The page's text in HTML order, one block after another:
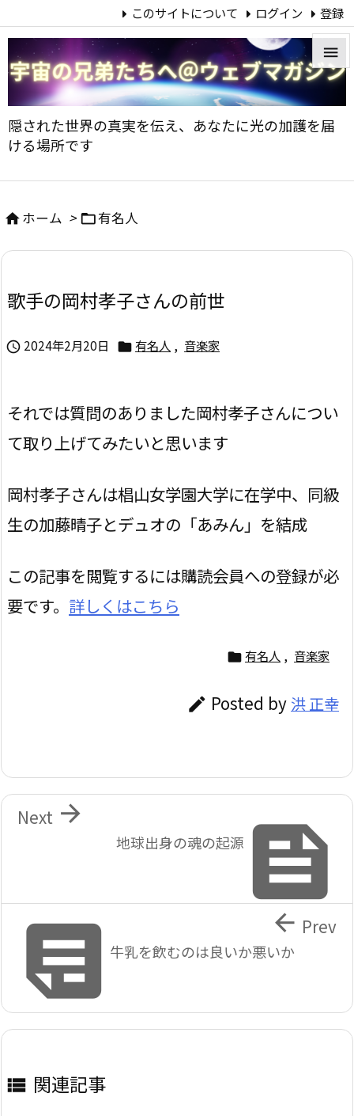
隠された世界の真実を伝え、あなたに光の加護を届
ける場所です


メニ


次へ
このサイトについて ログイン 登録
ホーム > 有名人
歌手の岡村孝子さんの前世
 2024年2月20日  有名人 , 音楽家
それでは質問のありました岡村孝子さんについ
て取り上げてみたいと思います
岡村孝子さんは椙山女学園大学に在学中、同級
生の加藤晴子とデュオの「あみん」を結成
この記事を閲覧するには購読会員への登録が必
要です。 詳しくはこちら
 有名人 , 音楽家
 Posted by 洪 正幸

地球出身の魂の起源

Next
牛乳を飲むのは良いか悪いか
 Prev
 関連記事